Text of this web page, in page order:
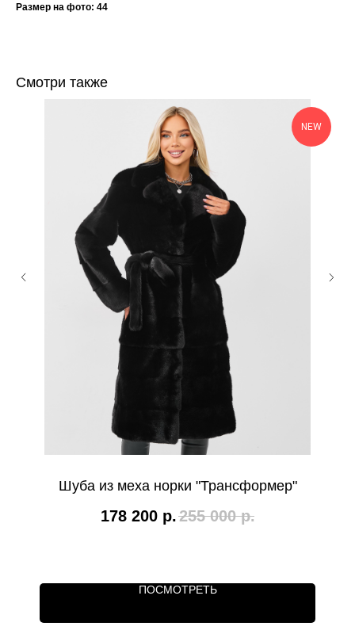
Размер на фото: 44
Смотри также
NEW
Шуба из меха норки "Трансформер"
178 200 р.255 000 р.
ПОСМОТРЕТЬ